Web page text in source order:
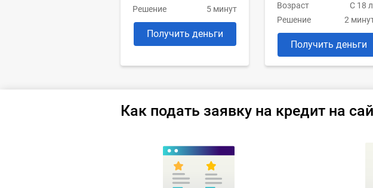
Решение
5 минут
Получить деньги
Возраст
С 18
Решение
2
Получить деньги
Как подать заявку на кредит на